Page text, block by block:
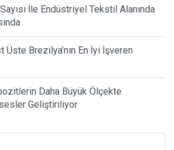
İle Endüstriyel Tekstil Alanında
Üste Brezilya’nın En İyi İşveren
Daha Büyük Ölçekte
Geliştiriliyor